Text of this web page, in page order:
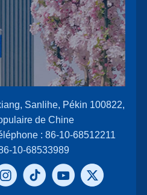
Sanlihe, Pékin 100822,
de Chine
: 86-10-68512211
10-68533989